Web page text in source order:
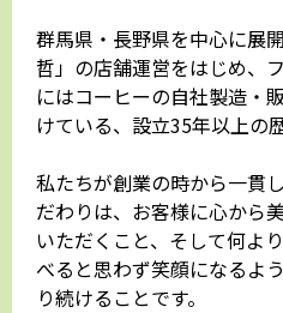
群馬県・長野県を中心に展
哲」の店舗運営をはじめ、
にはコーヒーの自社製造・
けている、設立35年以上の
私たちが創業の時から一貫
だわりは、お客様に心から
いただくこと、そして何よ
べると思わず笑顔になるよ
り続けることです。